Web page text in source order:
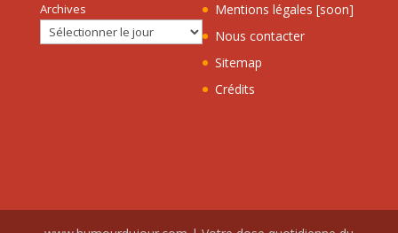
Archives
Mentions légales [soon]
Nous contacter
Sitemap
Crédits